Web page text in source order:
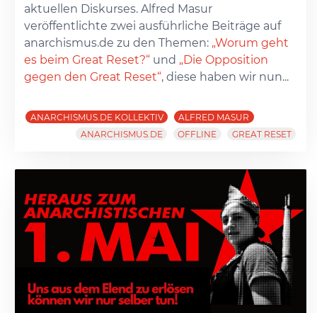
aktuellen Diskurses. Alfred Masur
veröffentlichte zwei ausführliche Beiträge auf
anarchismus.de zu den Themen: „Worum geht
es beim Great Reset?“und „Die Opposition
gegen den Great Reset“, diese haben wir nun...
ANARCHISMUS.DE KOLLEKTIV
ALFRED MASUR
ANARCHISMUS.DE
OFFLINE GREAT RESET